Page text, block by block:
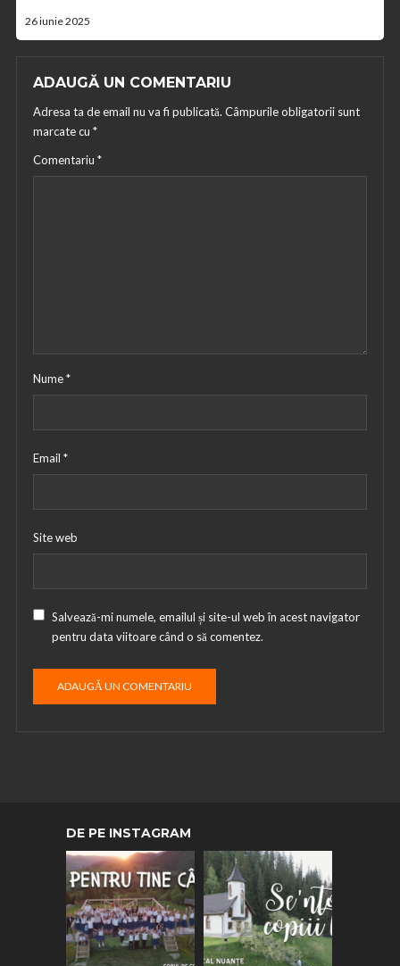
26 iunie 2025
ADAUGĂ UN COMENTARIU
Adresa ta de email nu va fi publicată. Câmpurile obligatorii sunt
marcate cu *
Comentariu *
Nume*
Email *
Site web
Salvează-mi numele, emailul și site-ul web în acest navigator
pentru data viitoare când o să comentez.
DE PE INSTAGRAM